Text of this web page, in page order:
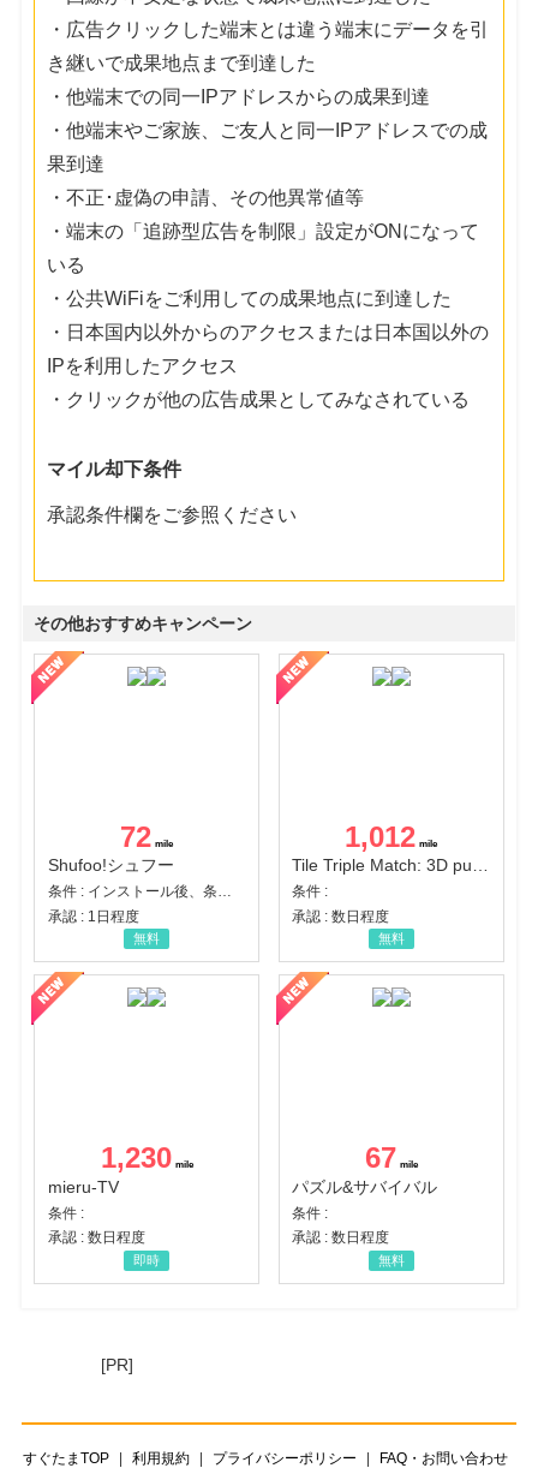
・広告クリックした端末とは違う端末にデータを引
き継いで成果地点まで到達した
・他端末での同一IPアドレスからの成果到達
・他端末やご家族、ご友人と同一IPアドレスでの成
果到達
・不正･虚偽の申請、その他異常値等
・端末の「追跡型広告を制限」設定がONになって
いる
・公共WiFiをご利用しての成果地点に到達した
・日本国内以外からのアクセスまたは日本国以外の
IPを利用したアクセス
・クリックが他の広告成果としてみなされている
マイル却下条件
承認条件欄をご参照ください
その他おすすめキャンペーン
72
Shufoo!シュフー
条件 : インストール後、条件達成
承認 : 1日程度
無料
1,012
Tile Triple Match: 3D puzzle
条件 :
承認 : 数日程度
無料
1,230
mieru-TV
条件 :
承認 : 数日程度
即時
67
パズル&サバイバル
条件 :
承認 : 数日程度
無料
[PR]
すぐたまTOP 利用規約 プライバシーポリシー
FAQ・お問い合わせ